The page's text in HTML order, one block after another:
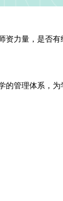
力量，是否有
管理体系，